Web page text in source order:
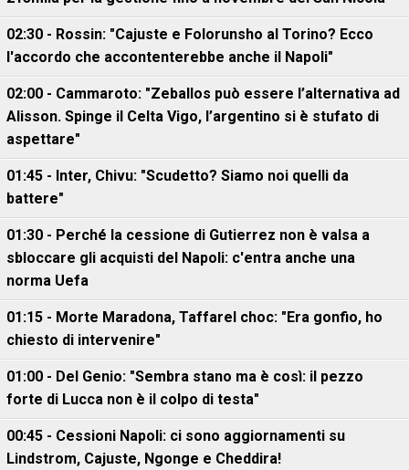
02:30 - Rossin: "Cajuste e Folorunsho al Torino? Ecco
l'accordo che accontenterebbe anche il Napoli"
02:00 - Cammaroto: "Zeballos può essere l’alternativa ad
Alisson. Spinge il Celta Vigo, l’argentino si è stufato di
aspettare"
01:45 - Inter, Chivu: "Scudetto? Siamo noi quelli da
battere"
01:30 - Perché la cessione di Gutierrez non è valsa a
sbloccare gli acquisti del Napoli: c'entra anche una
norma Uefa
01:15 - Morte Maradona, Taffarel choc: "Era gonfio, ho
chiesto di intervenire"
01:00 - Del Genio: "Sembra stano ma è così: il pezzo
forte di Lucca non è il colpo di testa"
00:45 - Cessioni Napoli: ci sono aggiornamenti su
Lindstrom, Cajuste, Ngonge e Cheddira!